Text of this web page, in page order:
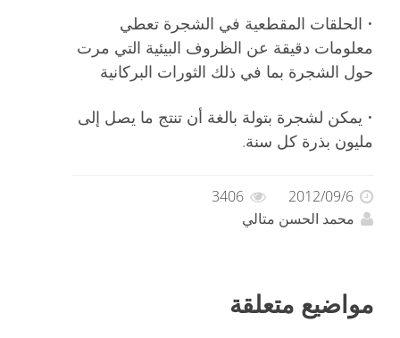
• الحلقات المقطعية في الشجرة تعطي
معلومات دقيقة عن الظروف البيئية التي مرت
حول الشجرة بما في ذلك الثورات البركانية
• يمكن لشجرة بتولة بالغة أن تنتج ما يصل إلى
مليون بذرة كل سنة.
2012/09/6
3406
محمد الحسن متالي
مواضيع متعلقة